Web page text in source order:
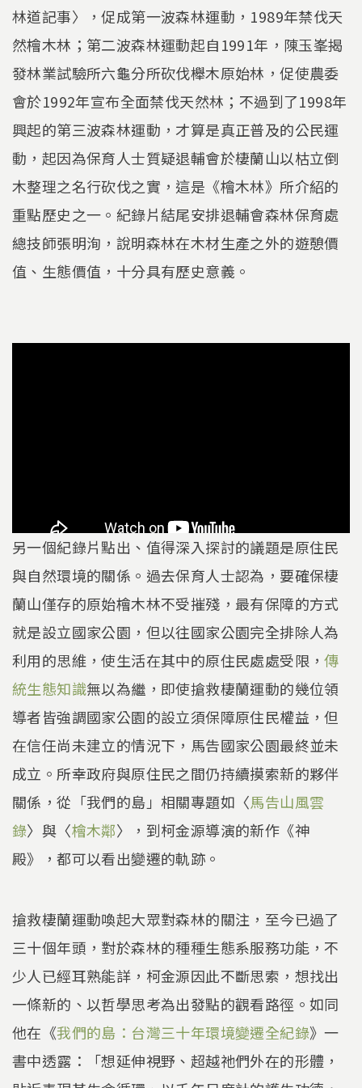
林道記事〉，促成第一波森林運動，1989年禁伐天
然檜木林；第二波森林運動起自1991年，陳玉峯揭
發林業試驗所六龜分所砍伐櫸木原始林，促使農委
會於1992年宣布全面禁伐天然林；不過到了1998年
興起的第三波森林運動，才算是真正普及的公民運
動，起因為保育人士質疑退輔會於棲蘭山以枯立倒
木整理之名行砍伐之實，這是《檜木林》所介紹的
重點歷史之一。紀錄片結尾安排退輔會森林保育處
總技師張明洵，說明森林在木材生產之外的遊憩價
值、生態價值，十分具有歷史意義。
另一個紀錄片點出、值得深入探討的議題是原住民
與自然環境的關係。過去保育人士認為，要確保棲
蘭山僅存的原始檜木林不受摧殘，最有保障的方式
就是設立國家公園，但以往國家公園完全排除人為
利用的思維，使生活在其中的原住民處處受限，傳
統生態知識無以為繼，即使搶救棲蘭運動的幾位領
導者皆強調國家公園的設立須保障原住民權益，但
在信任尚未建立的情況下，馬告國家公園最終並未
成立。所幸政府與原住民之間仍持續摸索新的夥伴
關係，從「我們的島」相關專題如〈馬告山風雲
錄〉與〈檜木鄰〉，到柯金源導演的新作《神
殿》，都可以看出變遷的軌跡。
搶救棲蘭運動喚起大眾對森林的關注，至今已過了
三十個年頭，對於森林的種種生態系服務功能，不
少人已經耳熟能詳，柯金源因此不斷思索，想找出
一條新的、以哲學思考為出發點的觀看路徑。如同
他在《我們的島：台灣三十年環境變遷全紀錄》一
書中透露：「想延伸視野、超越祂們外在的形體，